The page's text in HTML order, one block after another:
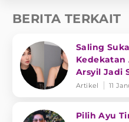
BERITA TERKAIT
Saling
Kedekatan
Arsyil Jadi
Artikel 11
Pilih Ayu